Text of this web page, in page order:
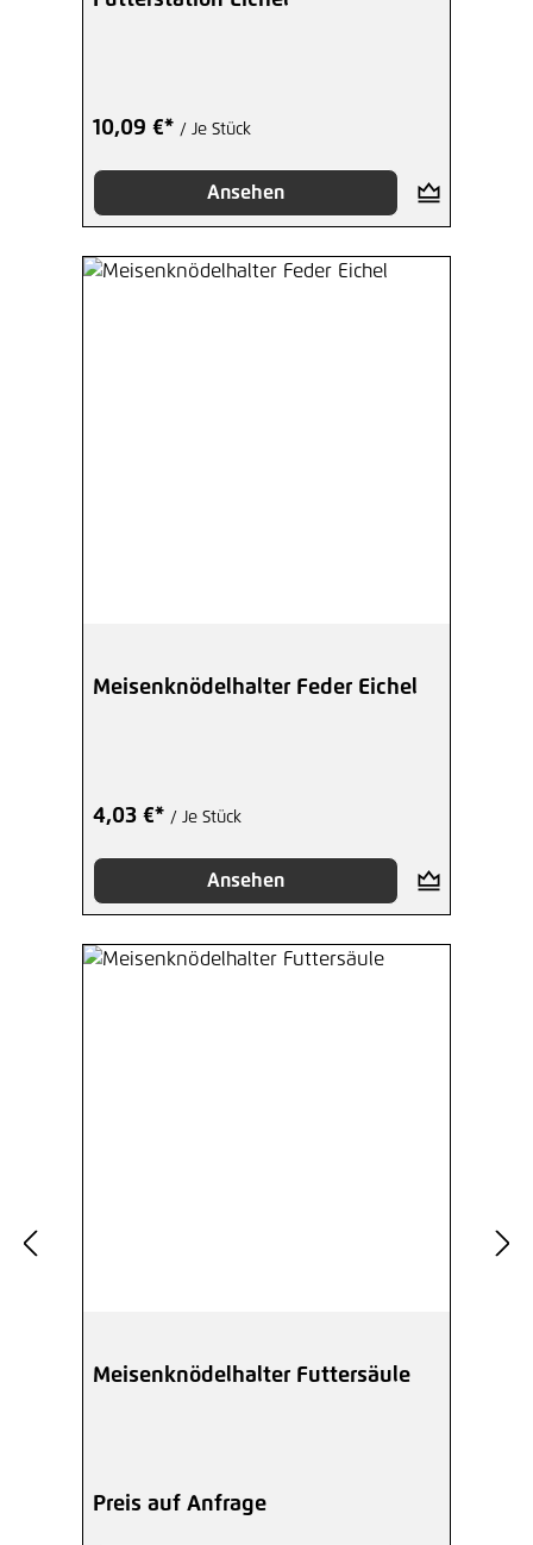
10,09 €* / Je Stück
Ansehen
Meisenknödelhalter Feder Eichel
4,03 €* / Je Stück
Ansehen
Meisenknödelhalter Futtersäule
Preis auf Anfrage